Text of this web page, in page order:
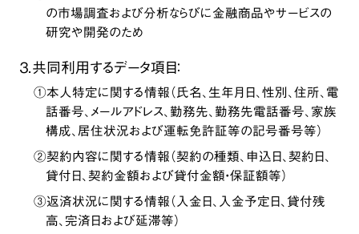
の市場調査および分析ならびに金融商品やサービスの
研究や開発のため
３．共同利用するデータ項目：
①本人特定に関する情報（氏名、生年月日、性別、住所、電
話番号、メールアドレス、勤務先、勤務先電話番号、家族
構成、居住状況および運転免許証等の記号番号等）
②契約内容に関する情報（契約の種類、申込日、契約日、
貸付日、契約金額および貸付金額・保証額等）
③返済状況に関する情報（入金日、入金予定日、貸付残
高、完済日および延滞等）